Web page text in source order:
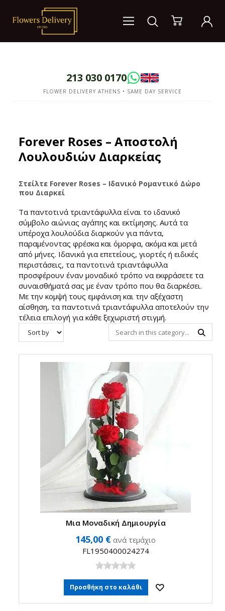
213 030 0170
FLOWER DELIVERY ATHENS • SAME DAY SERVICE
Forever Roses – Αποστολή
Λουλουδιών Διαρκείας
Στείλτε Forever Roses – Ιδανικό Ρομαντικό Δώρο
που Διαρκεί
Τα παντοτινά τριαντάφυλλα είναι το ιδανικό
σύμβολο αιώνιας αγάπης και εκτίμησης. Αυτά τα
υπέροχα λουλούδια διαρκούν για πάντα,
παραμένοντας φρέσκα και όμορφα, ακόμα και μετά
από μήνες. Ιδανικά για επετείους, γιορτές ή ειδικές
περιστάσεις, τα παντοτινά τριαντάφυλλα
προσφέρουν έναν μοναδικό τρόπο να εκφράσετε τα
συναισθήματά σας με έναν τρόπο που θα διαρκέσει.
Με την κομψή τους εμφάνιση και την αξέχαστη
αίσθηση, τα παντοτινά τριαντάφυλλα αποτελούν την
τέλεια επιλογή για κάθε ξεχωριστή στιγμή.
Μια Μοναδική Δημιουργία
145,00 € ανά τεμάχιο
FL1950400024274
Προσθήκη στο καλάθι